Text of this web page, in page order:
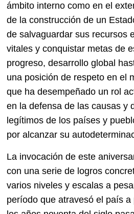
ámbito interno como en el
de la construcción de un
de salvaguardar sus recursos
vitales y conquistar metas de
progreso, desarrollo global
una posición de respeto en el
que ha desempeñado un rol
en la defensa de las causas y
legítimos de los países y
por alcanzar su
La invocación de este
con una serie de logros
varios niveles y escalas a
período que atravesó el país a